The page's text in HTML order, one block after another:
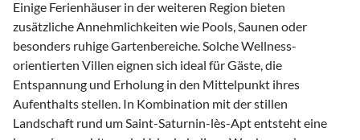
Einige Ferienhäuser in der weiteren Region bieten
zusätzliche Annehmlichkeiten wie Pools, Saunen oder
besonders ruhige Gartenbereiche. Solche Wellness-
orientierten Villen eignen sich ideal für Gäste, die
Entspannung und Erholung in den Mittelpunkt ihres
Aufenthalts stellen. In Kombination mit der stillen
Landschaft rund um Saint-Saturnin-lès-Apt entsteht eine